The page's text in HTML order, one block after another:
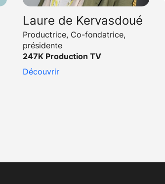
Laure de Kervasdoué
Productrice, Co-fondatrice,
présidente
247K Production TV
Découvrir